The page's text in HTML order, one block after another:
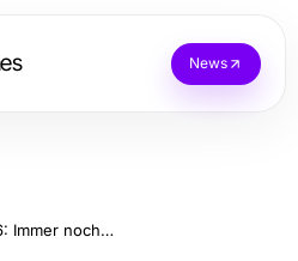
News
Akra Labs Shop im Jahr 2026: Immer noch wert, Ihre Zeit und Ihr Geld zu investieren?